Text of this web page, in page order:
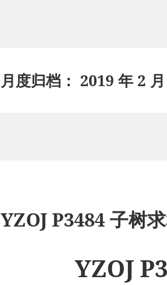
月度归档：2019 年 2 月
YZOJ P3484 子树
YZOJ